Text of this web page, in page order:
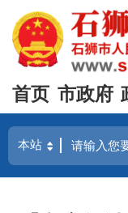
首页 市政府